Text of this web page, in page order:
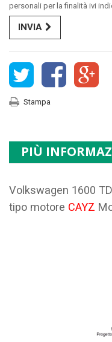
personali per la finalità ivi
INVIA
Stampa
PIÙ
Volkswagen 1600
tipo motore CAYZ